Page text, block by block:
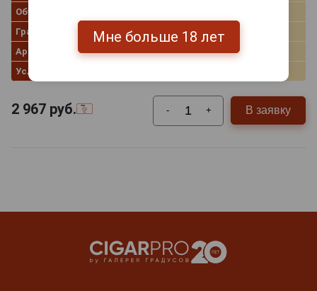
Объём
Градус
44.7%
Артикул
05148
Условия продаж
2 967 руб. - + В заявку
Мне больше 18 лет